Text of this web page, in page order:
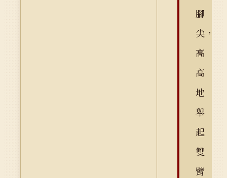
腳
尖，
高
高
地
舉
起
雙
臂